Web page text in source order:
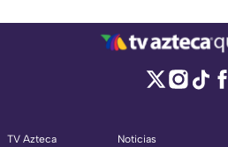
TV Azteca
Noticias